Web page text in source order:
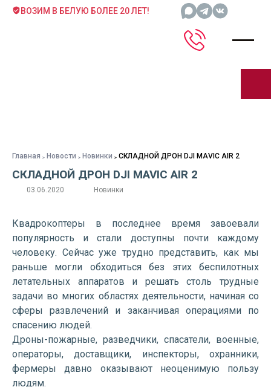
ВОЗИМ В БЕЛУЮ БОЛЕЕ 20 ЛЕТ!
Главная Новости Новинки СКЛАДНОЙ ДРОН DJI MAVIC AIR 2
СКЛАДНОЙ ДРОН DJI MAVIC AIR 2
03.06.2020 Новинки
Квадрокоптеры в последнее время завоевали
популярность и стали доступны почти каждому
человеку. Сейчас уже трудно представить, как мы
раньше могли обходиться без этих беспилотных
летательных аппаратов и решать столь трудные
задачи во многих областях деятельности, начиная со
сферы развлечений и заканчивая операциями по
спасению людей.
Дроны-пожарные, разведчики, спасатели, военные,
операторы, доставщики, инспекторы, охранники,
фермеры давно оказывают неоценимую пользу
людям.